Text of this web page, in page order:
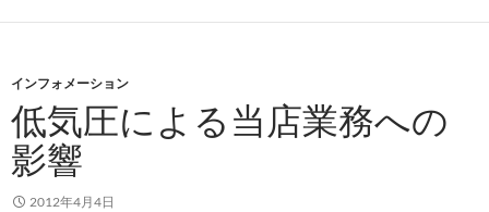
インフォメーション
低気圧による当店業務への
影響
2012年4月4日